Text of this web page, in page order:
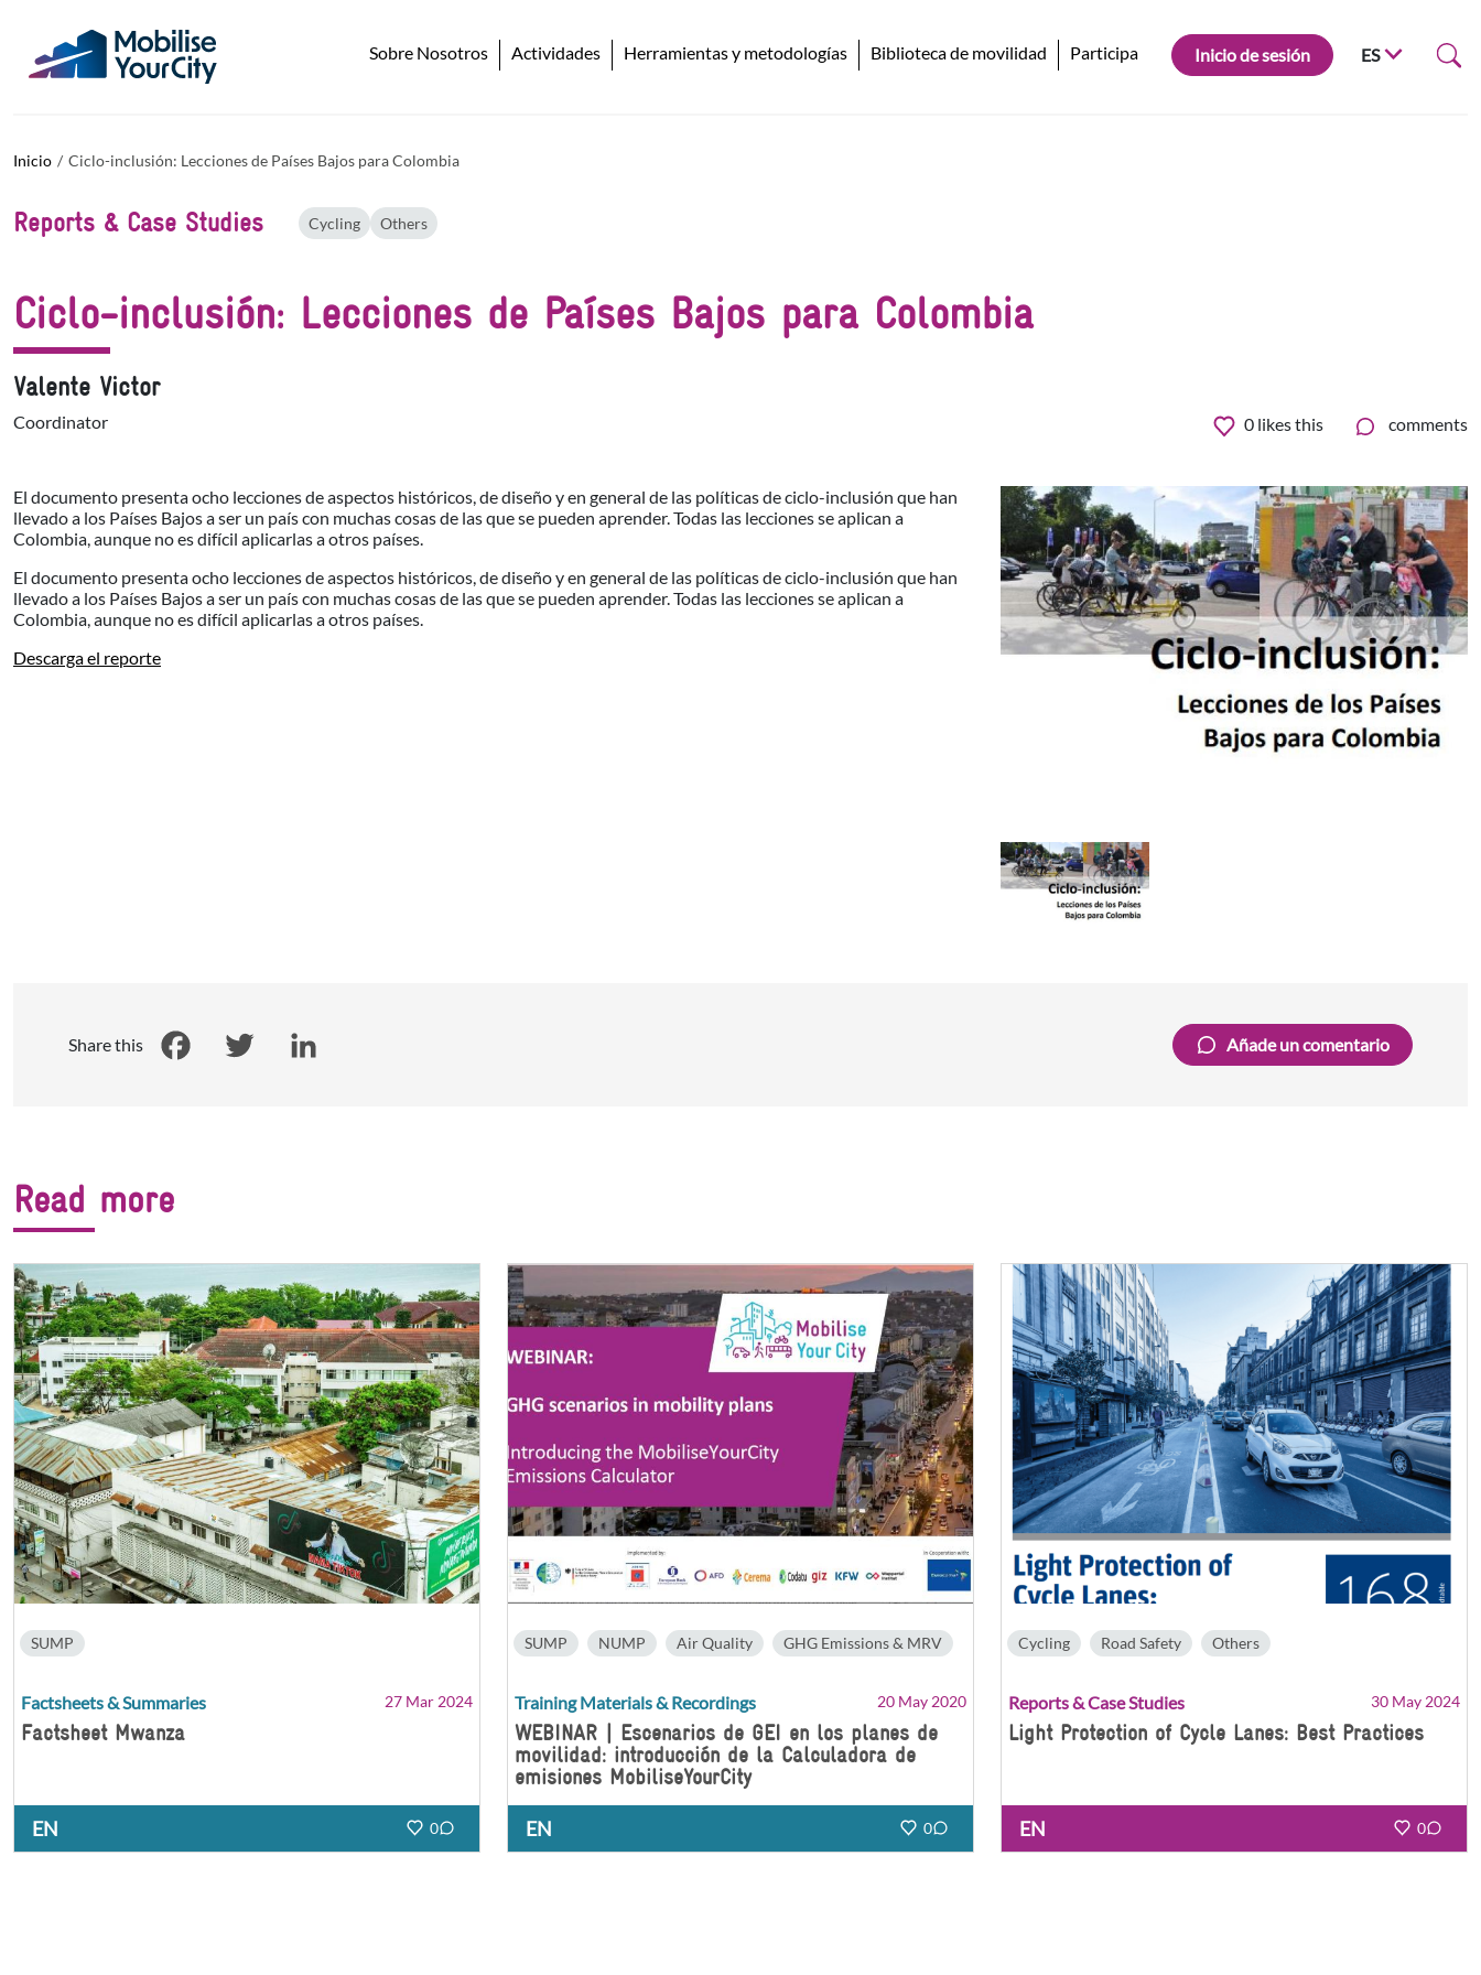
Sobre Nosotros Actividades Herramientas y metodologías Biblioteca de movilidad Participa Inicio de sesión ES
Inicio Ciclo-inclusión: Lecciones de Países Bajos para Colombia
Reports & Case Studies Cycling Others
Ciclo-inclusión: Lecciones de Países Bajos para Colombia
Valente Victor
Coordinator 0 likes this comments
El documento presenta ocho lecciones de aspectos históricos, de diseño y en general de las políticas de ciclo-inclusión que han
llevado a los Países Bajos a ser un país con muchas cosas de las que se pueden aprender. Todas las lecciones se aplican a
Colombia, aunque no es difícil aplicarlas a otros países.
El documento presenta ocho lecciones de aspectos históricos, de diseño y en general de las políticas de ciclo-inclusión que han
llevado a los Países Bajos a ser un país con muchas cosas de las que se pueden aprender. Todas las lecciones se aplican a
Colombia, aunque no es difícil aplicarlas a otros países.
Descarga el reporte
Share this
Añade un comentario
Read more
SUMP
Factsheets & Summaries 27 Mar 2024
Factsheet Mwanza
EN 0
SUMP NUMP Air Quality GHG Emissions & MRV
Training Materials & Recordings 20 May 2020
WEBINAR | Escenarios de GEI en los planes de
movilidad: introducción de la Calculadora de
emisiones MobiliseYourCity
EN 0
Cycling Road Safety Others
Reports & Case Studies 30 May 2024
Light Protection of Cycle Lanes: Best Practices
EN 0